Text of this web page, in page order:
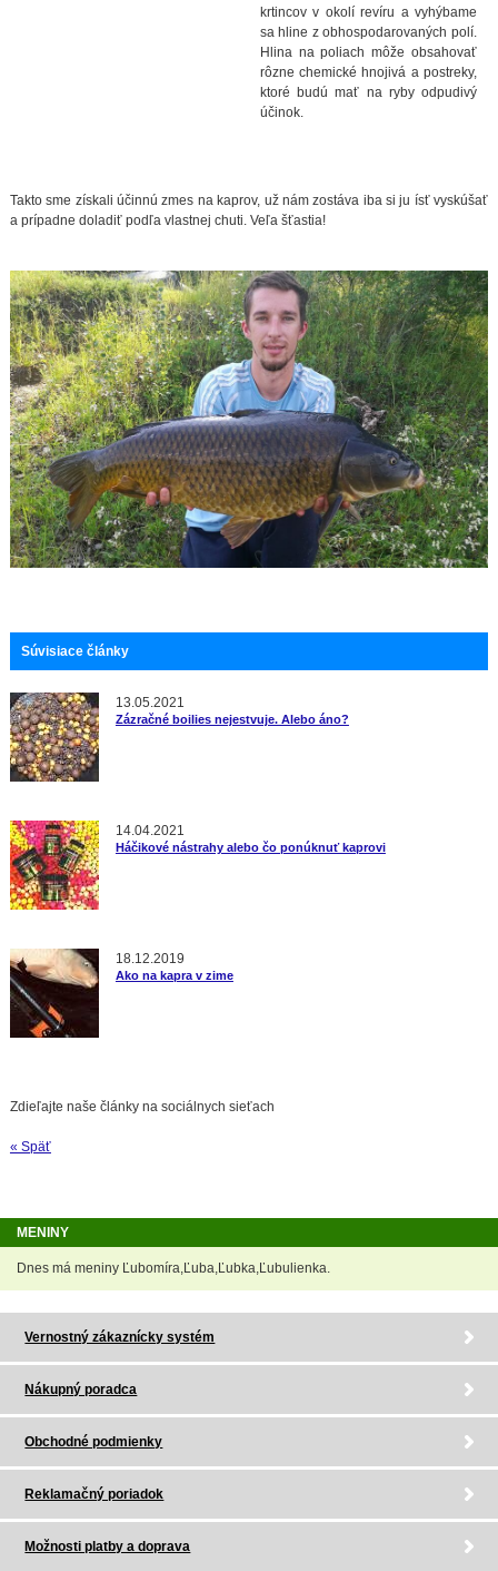
krtincov v okolí revíru a vyhýbame
sa hline z obhospodarovaných polí.
Hlina na poliach môže obsahovať
rôzne chemické hnojivá a postreky,
ktoré budú mať na ryby odpudivý
účinok.
Takto sme získali účinnú zmes na kaprov, už nám zostáva iba si ju ísť vyskúšať
a prípadne doladiť podľa vlastnej chuti. Veľa šťastia!
Súvisiace články
13.05.2021
Zázračné boilies nejestvuje. Alebo áno?
14.04.2021
Háčikové nástrahy alebo čo ponúknuť kaprovi
18.12.2019
Ako na kapra v zime
Zdieľajte naše články na sociálnych sieťach
« Späť
MENINY
Dnes má meniny Ľubomíra,Ľuba,Ľubka,Ľubulienka.
Vernostný zákaznícky systém
Nákupný poradca
Obchodné podmienky
Reklamačný poriadok
Možnosti platby a doprava